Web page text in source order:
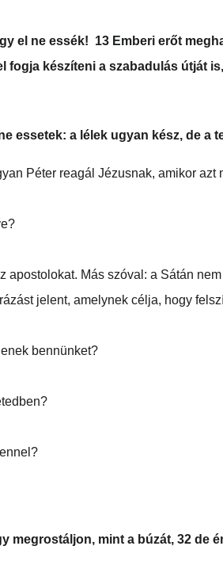
el ne essék!  13 Emberi erőt
készíteni a szabadulás útját
essetek: a lélek ugyan kész, de a
Péter reagál Jézusnak, amikor azt
apostolokat. Más szóval: a Sátán
jelent, amelynek célja, hogy
bennünket?
megrostáljon, mint a búzát, 32 de